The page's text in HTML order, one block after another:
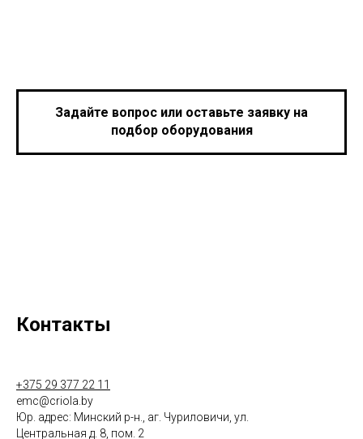
Задайте вопрос или оставьте заявку на
подбор оборудования
Контакты
+375 29 377 22 11
emc@criola.by
Юр. адрес: Минский р-н., аг. Чуриловичи, ул.
Центральная д. 8, пом. 2